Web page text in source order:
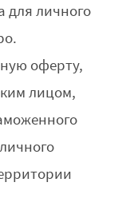
для личного
оферту,
лицом,